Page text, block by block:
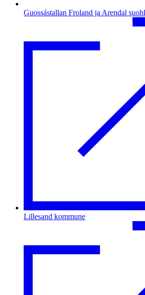
Guossástallan Froland ja Arendal
Lillesand kommune